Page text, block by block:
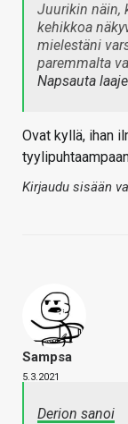
Juurikin näin,
kehikkoa
mielestäni
paremmalta
Napsauta
Ovat kyllä, ihan
Kirjaudu sisään
Sampsa
5.3.2021
Derion sanoi